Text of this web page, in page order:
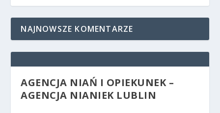
NAJNOWSZE KOMENTARZE
AGENCJA NIAŃ I OPIEKUNEK –
AGENCJA NIANIEK LUBLIN